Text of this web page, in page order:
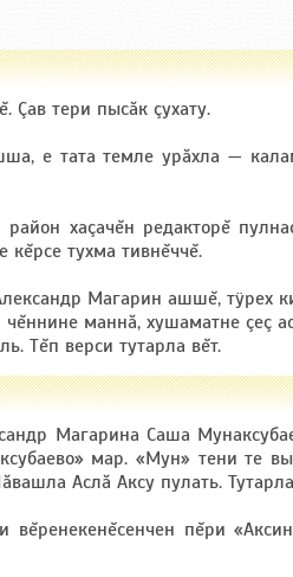
Çав тери пысăк çухату.
е тата темле урăхла —
хаçачĕн редакторĕ
кĕрсе тухма тивнĕччĕ.
Магарин ашшĕ, тÿрех
чĕннине маннă, хушаматне çеç
Тĕп верси тутарла вĕт.
Магарина Саша
мар. «Мун» тени те
Аслă Аксу пулать.
вĕренекенĕсенчен пĕри